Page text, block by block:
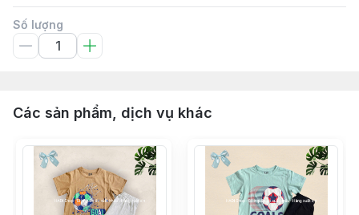
Số lượng
Các sản phẩm, dịch vụ khác